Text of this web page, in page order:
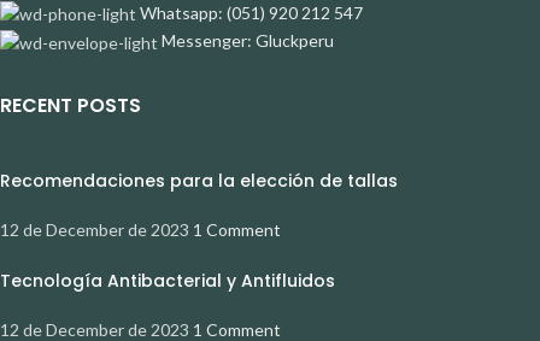
Whatsapp: (051) 920 212 547
Messenger: Gluckperu
RECENT POSTS
Recomendaciones para la elección de tallas
12 de December de 2023 1 Comment
Tecnología Antibacterial y Antifluidos
12 de December de 2023 1 Comment